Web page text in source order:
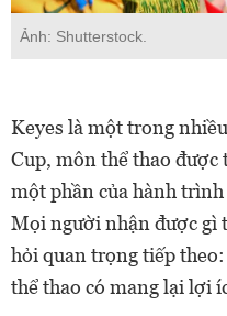
Ảnh: Shutterstock.
Keyes là một trong
Cup, môn thể thao
một phần của hành
Mọi người nhận được gì
hỏi quan trọng tiếp
thể thao có mang lại lợi